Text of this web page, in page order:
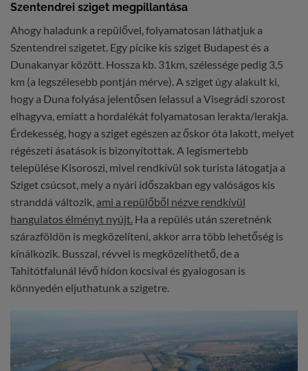
Szentendrei sziget megpillantása
Ahogy haladunk a repülővel, folyamatosan láthatjuk a
Szentendrei szigetet. Egy picike kis sziget Budapest és a
Dunakanyar között. Hossza kb. 31km, szélessége pedig 3,5
km (a legszélesebb pontján mérve). A sziget úgy alakult ki,
hogy a Duna folyása jelentősen lelassul a Visegrádi szorost
elhagyva, emiatt a hordalékát folyamatosan lerakta/lerakja.
Érdekesség, hogy a sziget egészen az őskor óta lakott, melyet
régészeti ásatások is bizonyítottak. A legismertebb
települése Kisoroszi, mivel rendkívül sok turista látogatja a
Sziget csúcsot, mely a nyári időszakban egy valóságos kis
stranddá változik, ami a repülőből nézve rendkívül
hangulatos élményt nyújt. Ha a repülés után szeretnénk
szárazföldön is megközelíteni, akkor arra több lehetőség is
kínálkozik. Busszal, révvel is megközelíthető, de a
Tahitótfalunál lévő hídon kocsival és gyalogosan is
könnyedén eljuthatunk a szigetre.